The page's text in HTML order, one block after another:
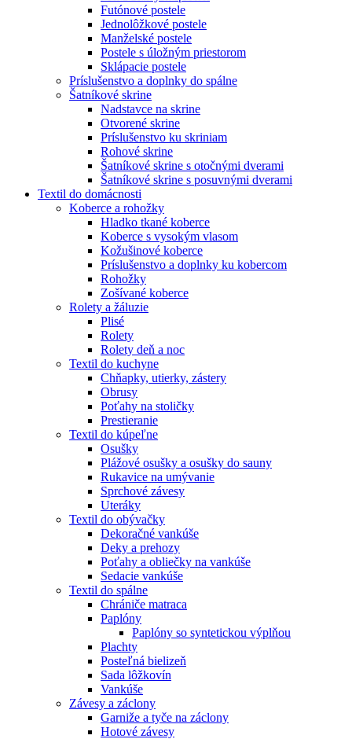
Futónové postele
Jednolôžkové postele
Manželské postele
Postele s úložným priestorom
Sklápacie postele
Príslušenstvo a doplnky do spálne
Šatníkové skrine
Nadstavce na skrine
Otvorené skrine
Príslušenstvo ku skriniam
Rohové skrine
Šatníkové skrine s otočnými dverami
Šatníkové skrine s posuvnými dverami
Textil do domácnosti
Koberce a rohožky
Hladko tkané koberce
Koberce s vysokým vlasom
Kožušinové koberce
Príslušenstvo a doplnky ku kobercom
Rohožky
Zošívané koberce
Rolety a žáluzie
Plisé
Rolety
Rolety deň a noc
Textil do kuchyne
Chňapky, utierky, zástery
Obrusy
Poťahy na stoličky
Prestieranie
Textil do kúpeľne
Osušky
Plážové osušky a osušky do sauny
Rukavice na umývanie
Sprchové závesy
Uteráky
Textil do obývačky
Dekoračné vankúše
Deky a prehozy
Poťahy a obliečky na vankúše
Sedacie vankúše
Textil do spálne
Chrániče matraca
Paplóny
Paplóny so syntetickou výplňou
Plachty
Posteľná bielizeň
Sada lôžkovín
Vankúše
Závesy a záclony
Garniže a tyče na záclony
Hotové závesy